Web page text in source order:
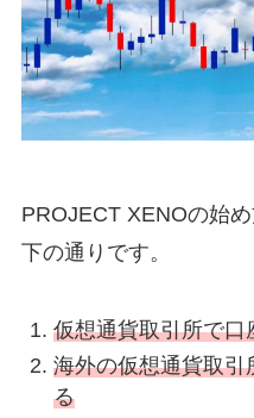
PROJECT XENOの始
下の通りです。
仮想通貨取引所で口
海外の仮想通貨取引
る